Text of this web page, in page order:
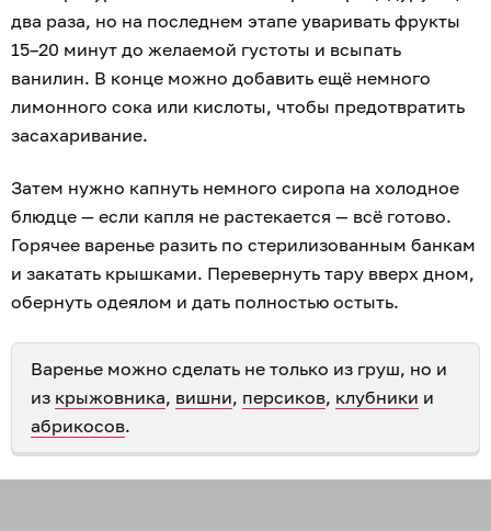
два раза, но на последнем этапе уваривать фрукты
15–20 минут до желаемой густоты и всыпать
ванилин. В конце можно добавить ещё немного
лимонного сока или кислоты, чтобы предотвратить
засахаривание.
Затем нужно капнуть немного сиропа на холодное
блюдце — если капля не растекается — всё готово.
Горячее варенье разить по стерилизованным банкам
и закатать крышками. Перевернуть тару вверх дном,
обернуть одеялом и дать полностью остыть.
Варенье можно сделать не только из груш, но и
из крыжовника, вишни, персиков, клубники и
абрикосов.